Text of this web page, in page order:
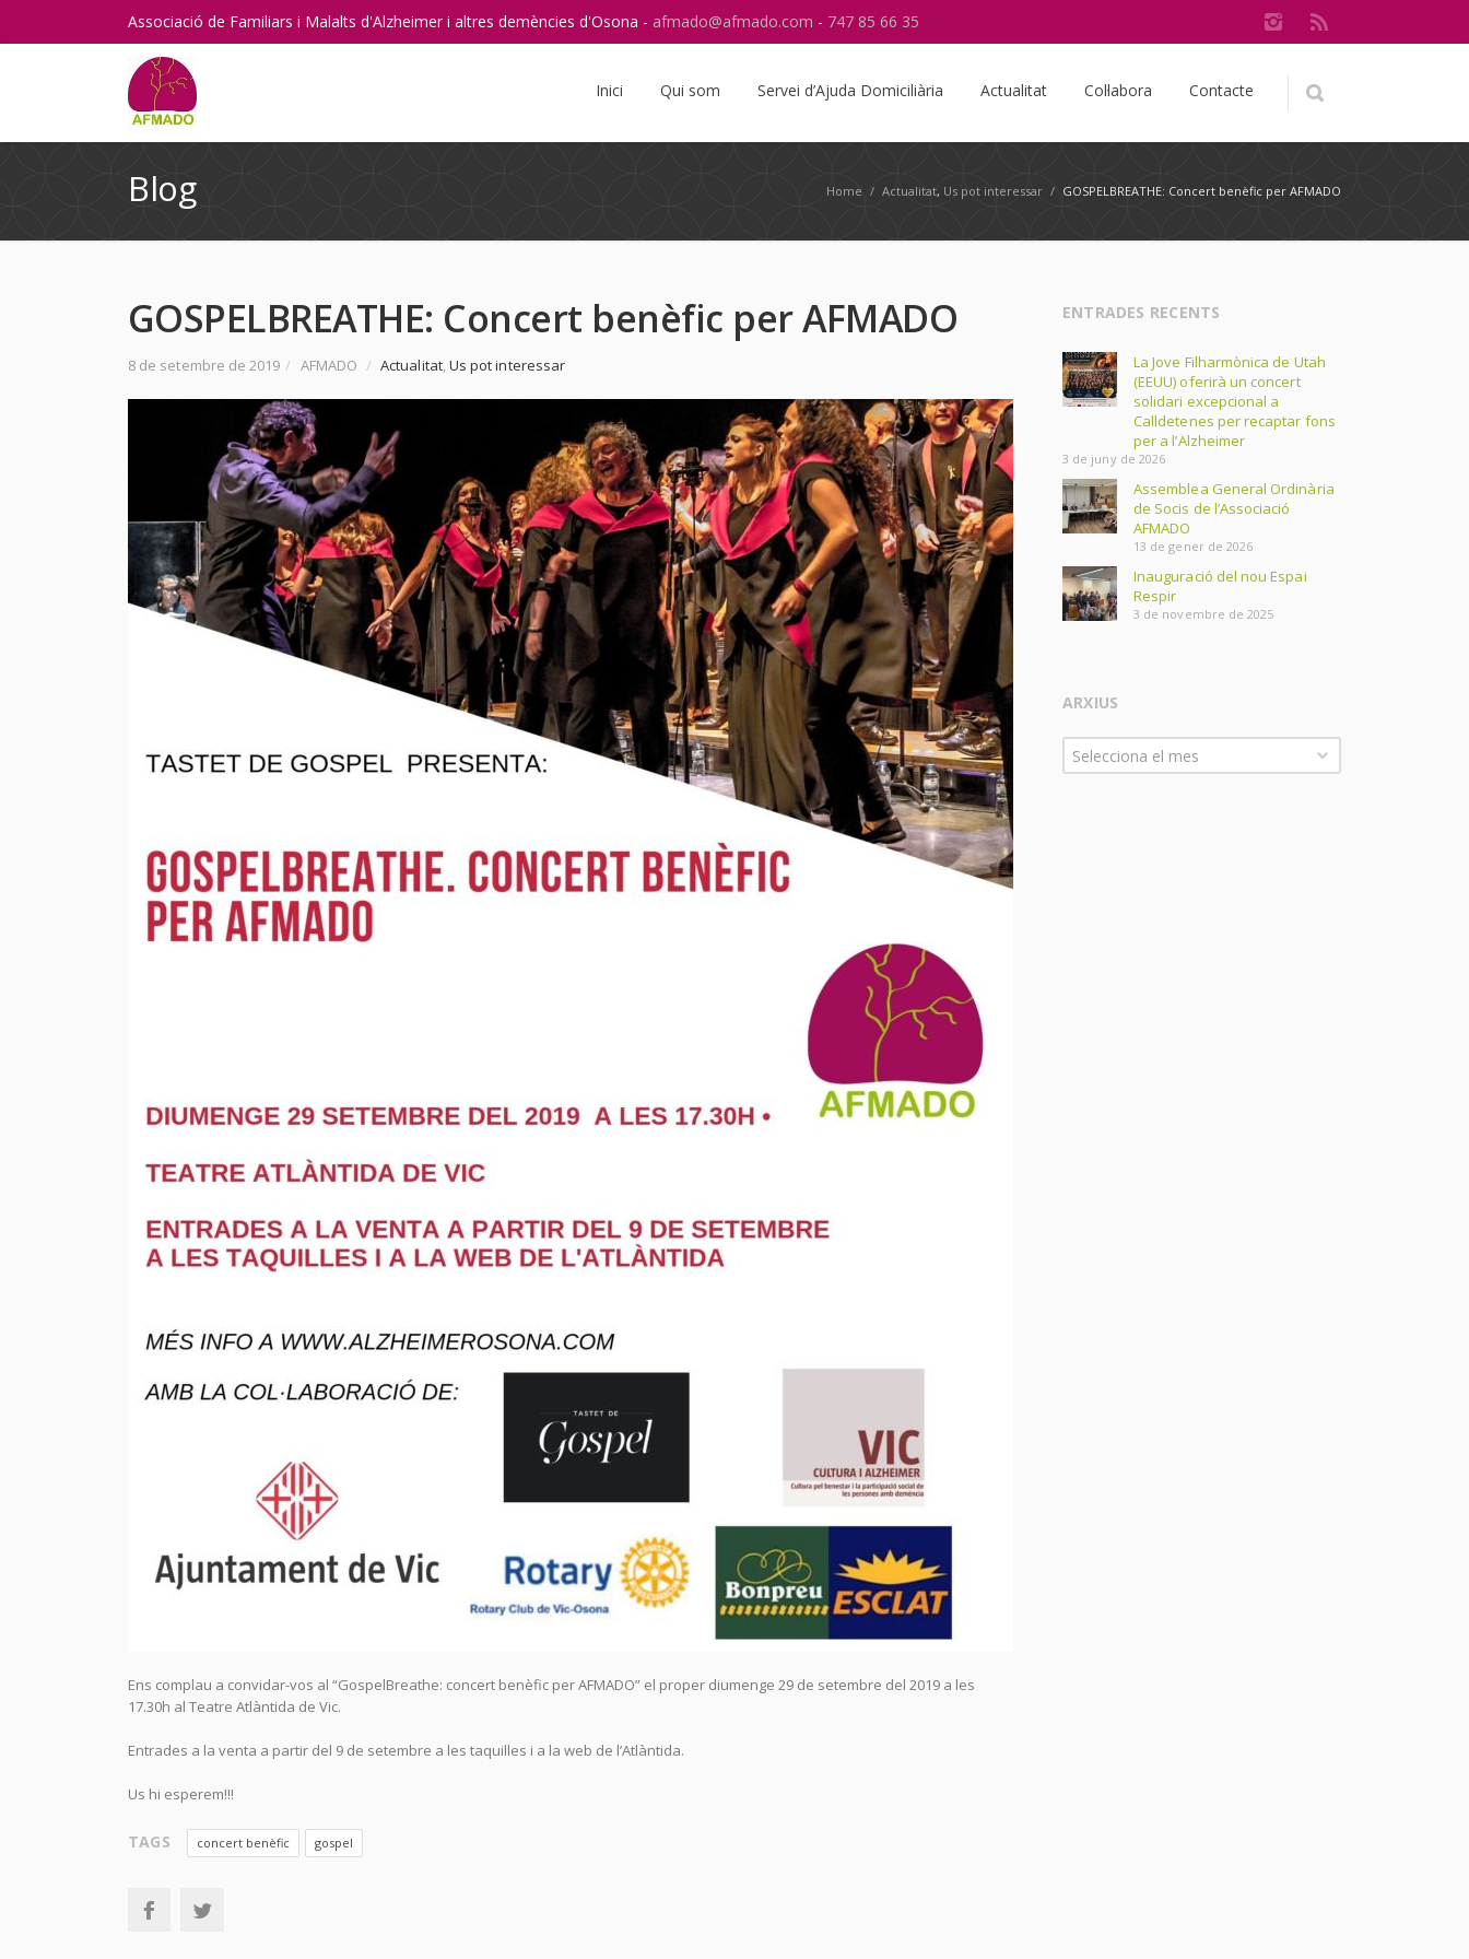
Associació de Familiars i Malalts d'Alzheimer i altres demències d'Osona - afmado@afmado.com - 747 85 66 35
Instagram
RSS
Inici Qui som Servei d’Ajuda Domiciliària Actualitat Col·labora Contacte
Home / Actualitat, Us pot interessar / GOSPELBREATHE: Concert benèfic per AFMADO
Blog
GOSPELBREATHE: Concert benèfic per AFMADO
8 de setembre de 2019 / AFMADO / Actualitat,Us pot interessar
Ens complau a convidar-vos al “GospelBreathe: concert benèfic per AFMADO” el proper diumenge 29 de setembre del 2019 a les
17.30h al Teatre Atlàntida de Vic.
Entrades a la venta a partir del 9 de setembre a les taquilles i a la web de l’Atlàntida.
Us hi esperem!!!
TAGS concert benèfic gospel
ENTRADES RECENTS
La Jove Filharmònica de Utah
(EEUU) oferirà un concert
solidari excepcional a
Calldetenes per recaptar fons
per a l’Alzheimer
3 de juny de 2026
Assemblea General Ordinària
de Socis de l’Associació
AFMADO
13 de gener de 2026
Inauguració del nou Espai
Respir
3 de novembre de 2025
ARXIUS
Arxius
Selecciona el mes